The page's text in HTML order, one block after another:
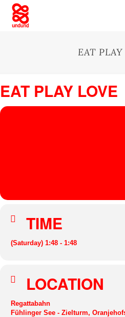
EAT
EAT PLAY LOVE
TIME
(Saturday) 1:48 - 1:48
LOCATION
Regattabahn
Fühlinger See - Zielturm,